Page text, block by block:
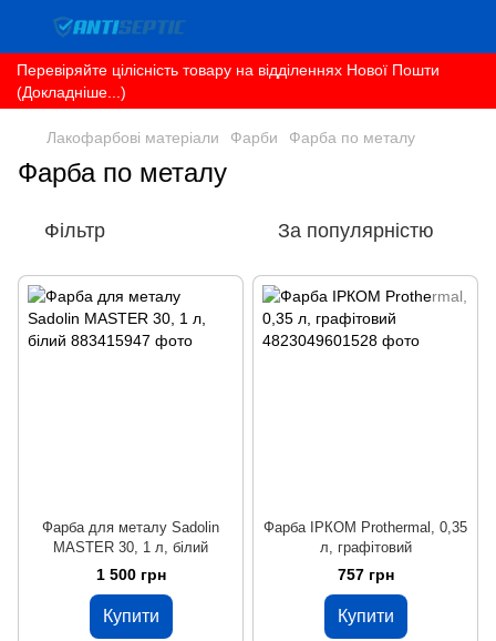
Перевіряйте цілісність товару на відділеннях Нової Пошти
(Докладніше...)
Лакофарбові матеріали Фарби Фарба по металу
Фарба по металу
Фільтр За популярністю
Фарба для металу Sadolin
MASTER 30, 1 л, білий
1 500 грн
Купити
Фарба ІРКОМ Prothermal, 0,35
л, графітовий
757 грн
Купити